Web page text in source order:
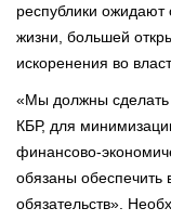
республики ожидают
жизни, большей
искоренения во
«Мы должны сделать
КБР, для
финансово-
обязаны обеспечить
обязательств».